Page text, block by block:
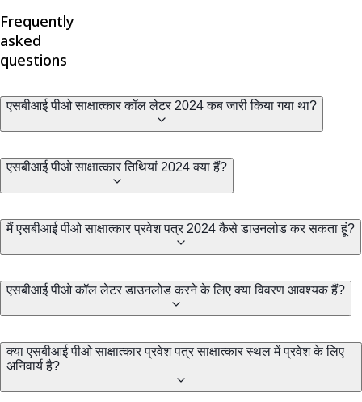
Frequently
asked
questions
एसबीआई पीओ साक्षात्कार कॉल लेटर 2024 कब जारी किया गया था?
एसबीआई पीओ साक्षात्कार तिथियां 2024 क्या हैं?
मैं एसबीआई पीओ साक्षात्कार प्रवेश पत्र 2024 कैसे डाउनलोड कर सकता हूं?
एसबीआई पीओ कॉल लेटर डाउनलोड करने के लिए क्या विवरण आवश्यक हैं?
क्या एसबीआई पीओ साक्षात्कार प्रवेश पत्र साक्षात्कार स्थल में प्रवेश के लिए
अनिवार्य है?